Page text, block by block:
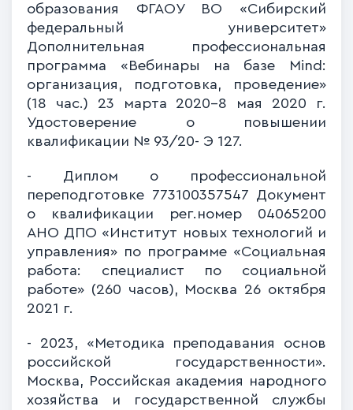
образования ФГАОУ ВО «Сибирский
федеральный университет»
Дополнительная профессиональная
программа «Вебинары на базе
Mind :
организация, подготовка, проведение»
(18 час.) 23 марта 2020-8 мая 2020 г.
Удостоверение о повышении
квалификации № 93/20- Э 127.
- Диплом о профессиональной
переподготовке 773100357547 Документ
о квалификации рег.номер 04065200
АНО ДПО «Институт новых технологий и
управления» по программе «Социальная
работа: специалист по социальной
работе» (260 часов), Москва 26 октября
2021 г.
- 2023, «Методика преподавания основ
российской государственности».
Москва, Российская академия народного
хозяйства и государственной службы